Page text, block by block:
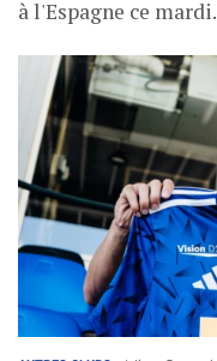
à l'Espagne ce mardi.